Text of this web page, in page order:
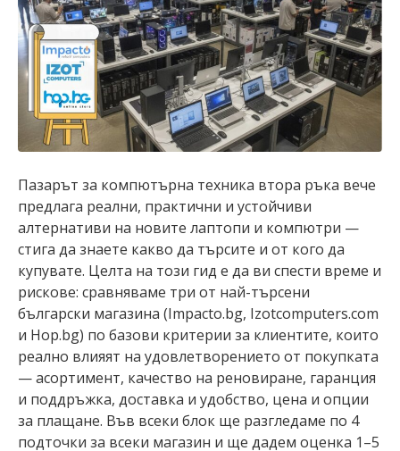
Пазарът за компютърна техника втора ръка вече
предлага реални, практични и устойчиви
алтернативи на новите лаптопи и компютри —
стига да знаете какво да търсите и от кого да
купувате. Целта на този гид е да ви спести време и
рискове: сравняваме три от най-търсени
български магазина (Impacto.bg, Izotcomputers.com
и Hop.bg) по базови критерии за клиентите, които
реално влияят на удовлетворението от покупката
— асортимент, качество на реновиране, гаранция
и поддръжка, доставка и удобство, цена и опции
за плащане. Във всеки блок ще разгледаме по 4
подточки за всеки магазин и ще дадем оценка 1–5